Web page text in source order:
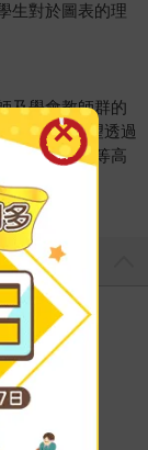
生對於圖表的理
及學會教師群的
。我們期望透過
理解與詮釋等高